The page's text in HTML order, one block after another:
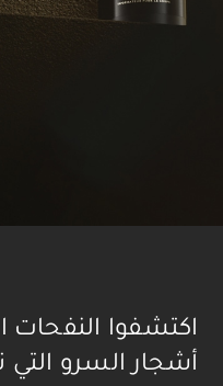
اكتشفوا النفحات
أشجار السرو